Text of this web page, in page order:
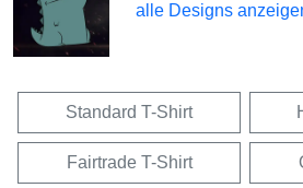
alle Designs
Standard T-Shirt
Fairtrade T-Shirt